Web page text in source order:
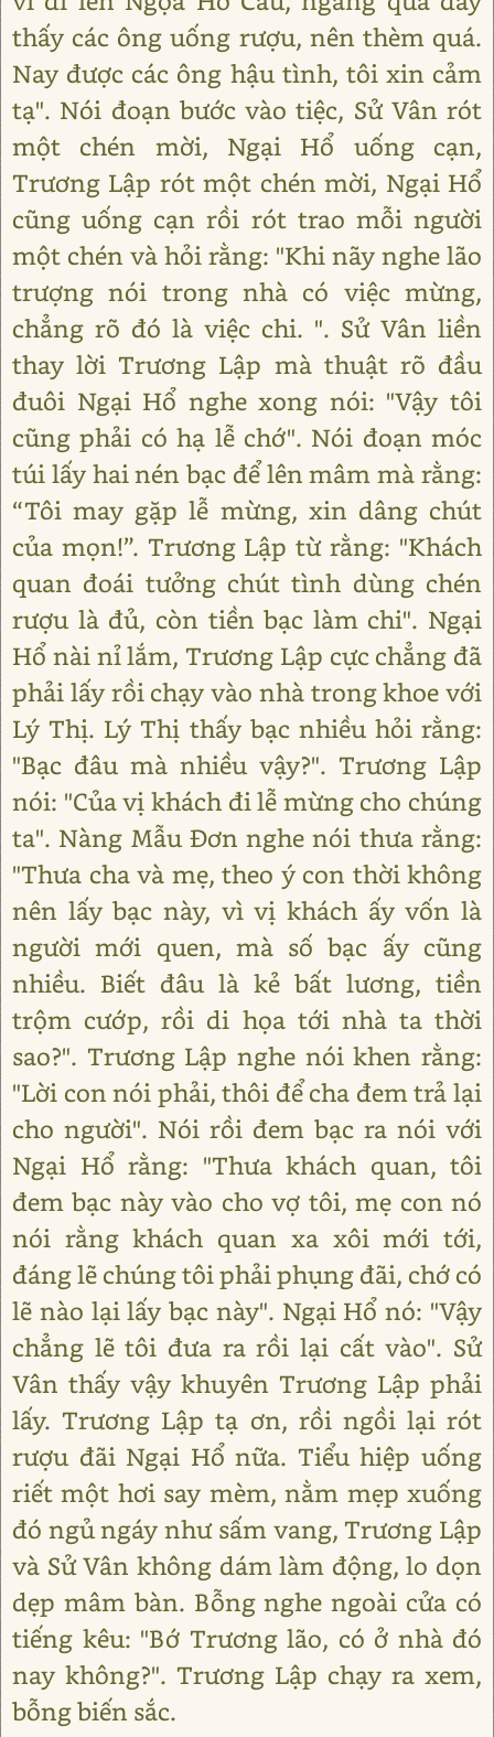
thấy các ông uống rượu, nên thèm quá.
Nay được các ông hậu tình, tôi xin cảm
tạ". Nói đoạn bước vào tiệc, Sử Vân rót
một chén mời, Ngại Hổ uống cạn,
Trương Lập rót một chén mời, Ngại Hổ
cũng uống cạn rồi rót trao mỗi người
một chén và hỏi rằng: "Khi nãy nghe lão
trượng nói trong nhà có việc mừng,
chẳng rõ đó là việc chi. ". Sử Vân liền
thay lời Trương Lập mà thuật rõ đầu
đuôi Ngại Hổ nghe xong nói: "Vậy tôi
cũng phải có hạ lễ chớ". Nói đoạn móc
túi lấy hai nén bạc để lên mâm mà rằng:
“Tôi may gặp lễ mừng, xin dâng chút
của mọn!”. Trương Lập từ rằng: "Khách
quan đoái tưởng chút tình dùng chén
rượu là đủ, còn tiền bạc làm chi". Ngại
Hổ nài nỉ lắm, Trương Lập cực chẳng đã
phải lấy rồi chạy vào nhà trong khoe với
Lý Thị. Lý Thị thấy bạc nhiều hỏi rằng:
"Bạc đâu mà nhiều vậy?". Trương Lập
nói: "Của vị khách đi lễ mừng cho chúng
ta". Nàng Mẫu Đơn nghe nói thưa rằng:
"Thưa cha và mẹ, theo ý con thời không
nên lấy bạc này, vì vị khách ấy vốn là
người mới quen, mà số bạc ấy cũng
nhiều. Biết đâu là kẻ bất lương, tiền
trộm cướp, rồi di họa tới nhà ta thời
sao?". Trương Lập nghe nói khen rằng:
"Lời con nói phải, thôi để cha đem trả lại
cho người". Nói rồi đem bạc ra nói với
Ngại Hổ rằng: "Thưa khách quan, tôi
đem bạc này vào cho vợ tôi, mẹ con nó
nói rằng khách quan xa xôi mới tới,
đáng lẽ chúng tôi phải phụng đãi, chớ có
lẽ nào lại lấy bạc này". Ngại Hổ nó: "Vậy
chẳng lẽ tôi đưa ra rồi lại cất vào". Sử
Vân thấy vậy khuyên Trương Lập phải
lấy. Trương Lập tạ ơn, rồi ngồi lại rót
rượu đãi Ngại Hổ nữa. Tiểu hiệp uống
riết một hơi say mèm, nằm mẹp xuống
đó ngủ ngáy như sấm vang, Trương Lập
và Sử Vân không dám làm động, lo dọn
dẹp mâm bàn. Bỗng nghe ngoài cửa có
tiếng kêu: "Bớ Trương lão, có ở nhà đó
nay không?". Trương Lập chạy ra xem,
bỗng biến sắc.